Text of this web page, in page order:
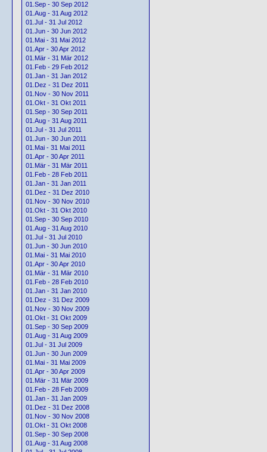
01.Sep - 30 Sep 2012
01.Aug - 31 Aug 2012
01.Jul - 31 Jul 2012
01.Jun - 30 Jun 2012
01.Mai - 31 Mai 2012
01.Apr - 30 Apr 2012
01.Mär - 31 Mär 2012
01.Feb - 29 Feb 2012
01.Jan - 31 Jan 2012
01.Dez - 31 Dez 2011
01.Nov - 30 Nov 2011
01.Okt - 31 Okt 2011
01.Sep - 30 Sep 2011
01.Aug - 31 Aug 2011
01.Jul - 31 Jul 2011
01.Jun - 30 Jun 2011
01.Mai - 31 Mai 2011
01.Apr - 30 Apr 2011
01.Mär - 31 Mär 2011
01.Feb - 28 Feb 2011
01.Jan - 31 Jan 2011
01.Dez - 31 Dez 2010
01.Nov - 30 Nov 2010
01.Okt - 31 Okt 2010
01.Sep - 30 Sep 2010
01.Aug - 31 Aug 2010
01.Jul - 31 Jul 2010
01.Jun - 30 Jun 2010
01.Mai - 31 Mai 2010
01.Apr - 30 Apr 2010
01.Mär - 31 Mär 2010
01.Feb - 28 Feb 2010
01.Jan - 31 Jan 2010
01.Dez - 31 Dez 2009
01.Nov - 30 Nov 2009
01.Okt - 31 Okt 2009
01.Sep - 30 Sep 2009
01.Aug - 31 Aug 2009
01.Jul - 31 Jul 2009
01.Jun - 30 Jun 2009
01.Mai - 31 Mai 2009
01.Apr - 30 Apr 2009
01.Mär - 31 Mär 2009
01.Feb - 28 Feb 2009
01.Jan - 31 Jan 2009
01.Dez - 31 Dez 2008
01.Nov - 30 Nov 2008
01.Okt - 31 Okt 2008
01.Sep - 30 Sep 2008
01.Aug - 31 Aug 2008